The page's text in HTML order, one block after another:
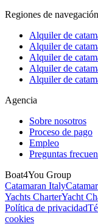
Regiones de navegación
Alquiler de
Alquiler de
Alquiler de
Alquiler de
Alquiler de
Agencia
Sobre nosotros
Proceso de pago
Empleo
Preguntas
Boat4You Group
Catamaran Italy
Yachts CharterYacht
Política de privacidad
cookies